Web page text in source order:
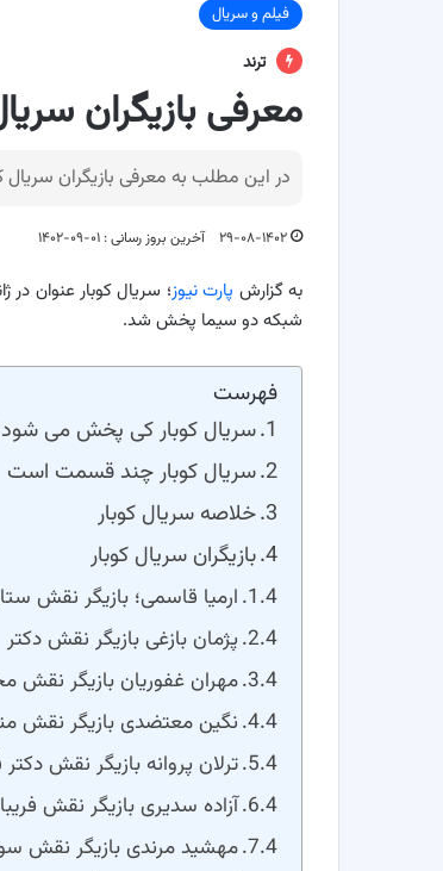
فیلم و سریال
ترند
معرفی بازیگران
در این مطلب به معرفی بازیگران
۲۹-۰۸-۱۴۰۲ آخرین بروز رسانی : ۰۱-۰۹-۱۴۰۲
به گزارش پارت نیوز
شبکه دو سیما پخش شد.
فهرست
سریال کوبار کی پخش می
سریال کوبار چند قسمت است
خلاصه سریال کوبار
بازیگران سریال کوبار
ارمیا قاسمی؛ بازیگر نقش
پژمان بازغی بازیگر نقش دکتر
مهران غفوریان بازیگر نقش
نگین معتضدی بازیگر نقش
ترلان پروانه بازیگر نقش
آزاده سدیری بازیگر نقش فریبا
مهشید مرندی بازیگر نقش